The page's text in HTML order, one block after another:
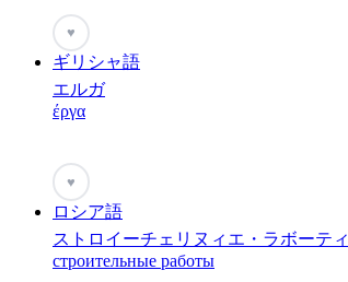
♥
ギリシャ語
エルガ
έργα
♥
ロシア語
ストロイーチェリヌィエ・ラボーティ
строительные работы